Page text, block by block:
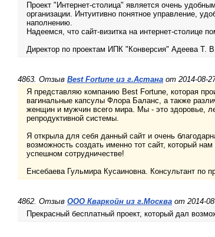
Проект "Интернет-столица" является очень
организации. Интуитивно понятное управление,
наполнению.
Надеемся, что сайт-визитка на интернет-столице
Директор по проектам ИПК "Конверсия" Адеева Т.
4863. Отзыв Best Fortune из г.Астана от 2014-08-
Я представляю компанию Best Fortune, которая
вагинальные капсулы Флора Баланс, а также
женщин и мужчин всего мира. Мы - это здоровье,
репродуктивной системы.
Я открыла для себя данный сайт и очень
возможность создать именно тот сайт, который
успешном сотрудничестве!
Енсебаева Гульмира Кусаиновна. Консультант по
4862. Отзыв ООО Кваркойн из г.Москва от 2014-
Прекрасный бесплатный проект, который дал